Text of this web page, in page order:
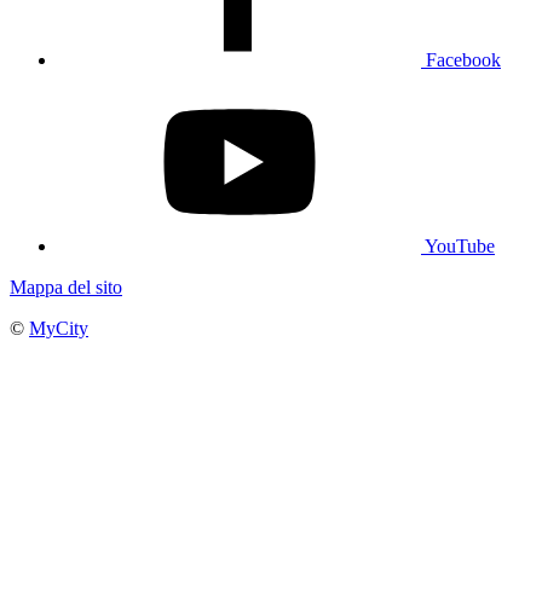
Facebook
YouTube
Mappa del sito
© MyCity